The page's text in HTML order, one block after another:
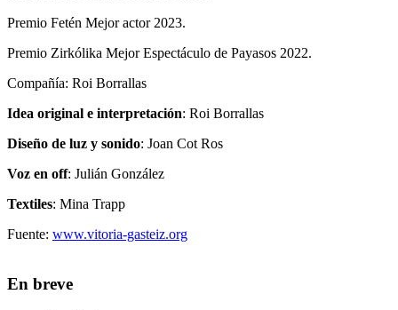
Premio Fetén Mejor actor 2023.
Premio Zirkólika Mejor Espectáculo de Payasos 2022.
Compañía: Roi Borrallas
Idea original e interpretación: Roi Borrallas
Diseño de luz y sonido: Joan Cot Ros
Voz en off: Julián González
Textiles: Mina Trapp
Fuente: www.vitoria-gasteiz.org
En breve